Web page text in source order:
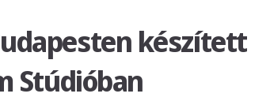
készített
Stúdióban